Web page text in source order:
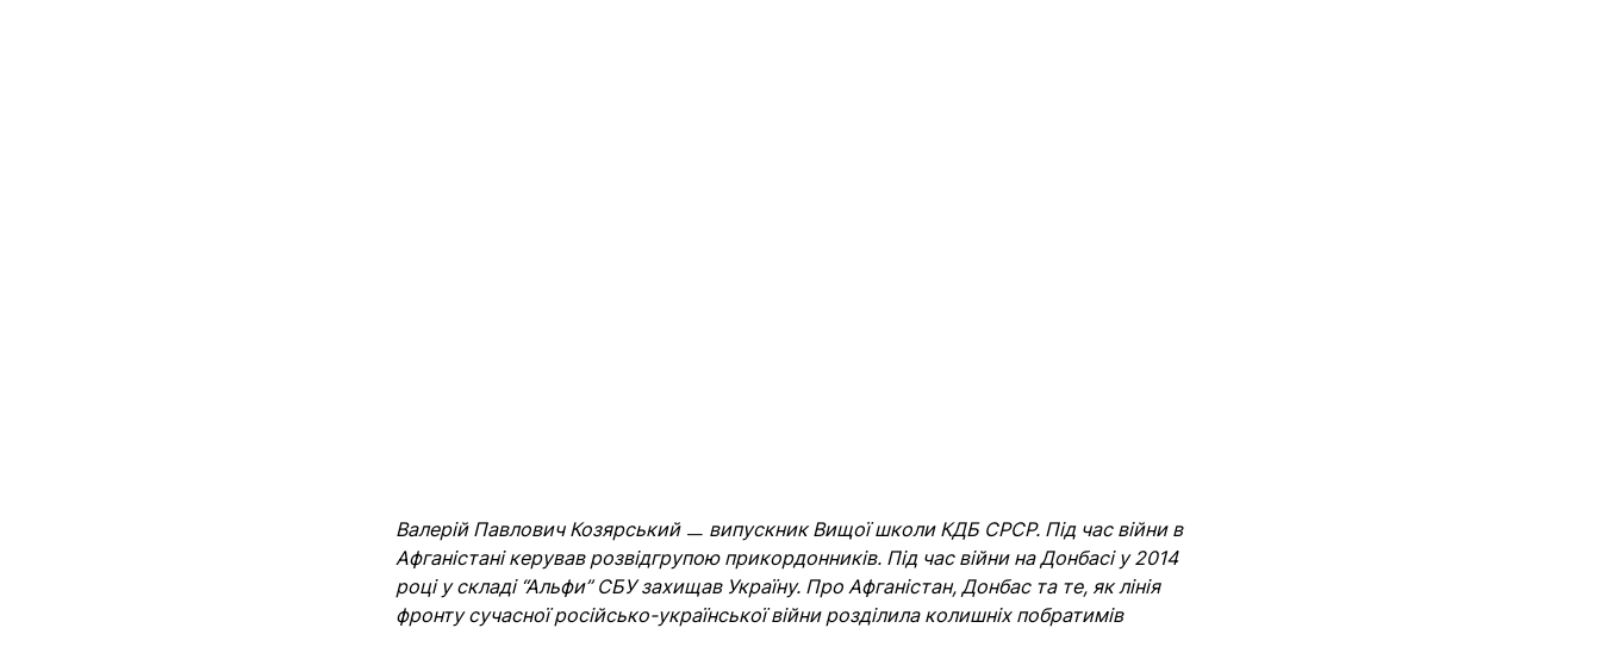
Валерій Павлович Козярський ㅡ випускник Вищої школи КДБ СРСР. Під час війни в
Афганістані керував розвідгрупою прикордонників. Під час війни на Донбасі у 2014
році у складі “Альфи” СБУ захищав Україну. Про Афганістан, Донбас та те, як лінія
фронту сучасної російсько-української війни розділила колишніх побратимів